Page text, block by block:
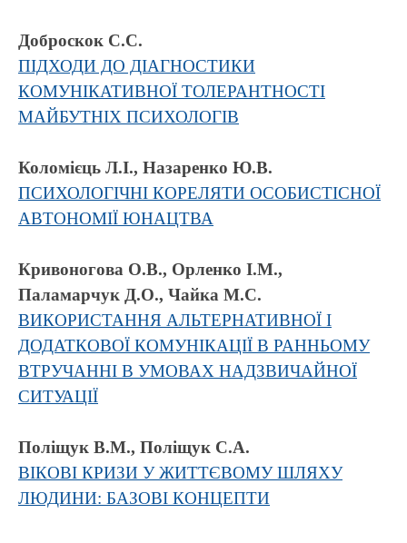
Доброскок С.С.
ПІДХОДИ ДО ДІАГНОСТИКИ
КОМУНІКАТИВНОЇ ТОЛЕРАНТНОСТІ
МАЙБУТНІХ ПСИХОЛОГІВ
Коломієць Л.І., Назаренко Ю.В.
ПСИХОЛОГІЧНІ КОРЕЛЯТИ ОСОБИСТІСНОЇ
АВТОНОМІЇ ЮНАЦТВА
Кривоногова О.В., Орленко І.М.,
Паламарчук Д.О., Чайка М.С.
ВИКОРИСТАННЯ АЛЬТЕРНАТИВНОЇ І
ДОДАТКОВОЇ КОМУНІКАЦІЇ В РАННЬОМУ
ВТРУЧАННІ В УМОВАХ НАДЗВИЧАЙНОЇ
СИТУАЦІЇ
Поліщук В.М., Поліщук С.А.
ВІКОВІ КРИЗИ У ЖИТТЄВОМУ ШЛЯХУ
ЛЮДИНИ: БАЗОВІ КОНЦЕПТИ